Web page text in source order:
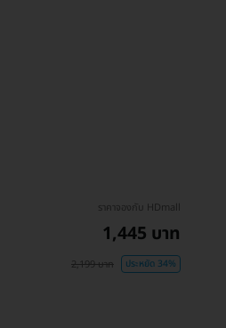
ราคาจองกับ HDmall
1,445 บาท
2,199 บาท ประหยัด 34%